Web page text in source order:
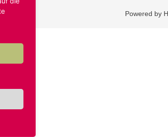
Powered by